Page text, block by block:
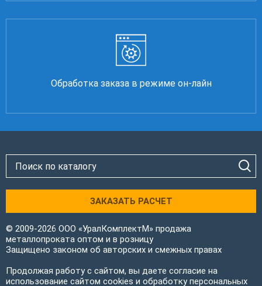
Обработка заказа в режиме он-лайн
ЗАКАЗАТЬ РАСЧЕТ
© 2009-2026 ООО «УралКомплектМ» продажа
металлопроката оптом и в розницу
Защищено законом об авторских и смежных правах
Продолжая работу с сайтом, вы даете согласие на
использование сайтом cookies и обработку персональных